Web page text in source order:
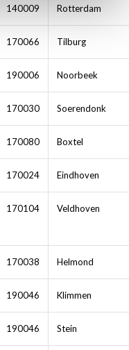
140009 Rotterdam
170066 Tilburg
190006 Noorbeek
170030 Soerendonk
170080 Boxtel
170024 Eindhoven
170104 Veldhoven
170038 Helmond
190046 Klimmen
190046 Stein